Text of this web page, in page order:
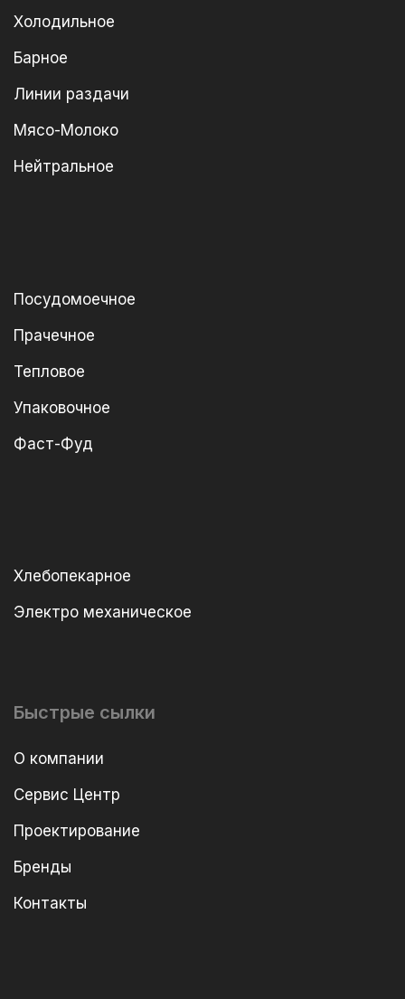
Холодильное
Барное
Линии раздачи
Мясо-Молоко
Нейтральное
Посудомоечное
Прачечное
Тепловое
Упаковочное
Фаст-Фуд
Хлебопекарное
Электро механическое
Быстрые сылки
О компании
Сервис Центр
Проектирование
Бренды
Контакты